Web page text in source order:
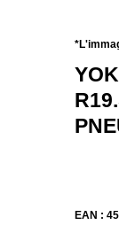
EAN :